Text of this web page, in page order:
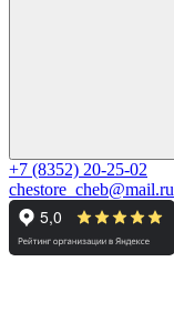
+7 (8352) 20-25-02
chestore_cheb@mail.ru